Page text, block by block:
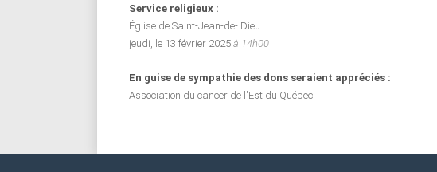
Service religieux :
Église de Saint-Jean-de- Dieu
jeudi, le 13 février 2025 à 14h00
En guise de sympathie des dons seraient appréciés :
Association du cancer de l'Est du Québec